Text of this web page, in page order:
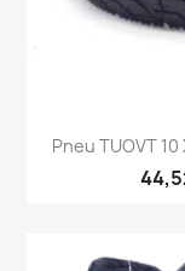

Pneu TUOVT